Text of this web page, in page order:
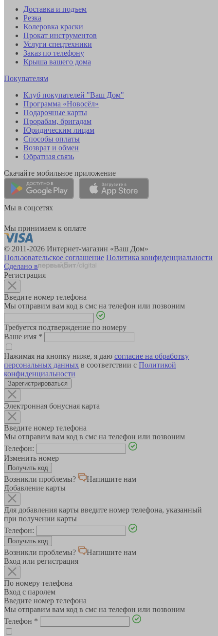
Доставка и подъем
Резка
Колеровка краски
Прокат инструментов
Услуги спецтехники
Заказ по телефону
Крыша вашего дома
Покупателям
Клуб покупателей "Ваш Дом"
Программа «Новосёл»
Подарочные карты
Прорабам, бригадам
Юридическим лицам
Способы оплаты
Возврат и обмен
Обратная связь
Скачайте мобильное приложение
Мы в соцсетях
Мы принимаем к оплате
© 2011-2026 Интернет-магазин «Ваш Дом»
Пользовательское соглашение Политика конфиденциальности
Сделано в
Регистрация
Введите номер телефона
Мы отправим вам код в смс на телефон или позвоним
Требуется подтверждение по номеру
Ваше имя *
Нажимая на кнопку ниже, я даю согласие на обработку
персональных данных в соответствии с Политикой
конфиденциальности
Зарегистрироваться
Электронная бонусная карта
Введите номер телефона
Мы отправим вам код в смс на телефон или позвоним
Телефон:
Изменить номер
Возникли проблемы?
Напишите нам
Добавление карты
Для добавления карты введите номер телефона, указанный
при получении карты
Телефон:
Возникли проблемы?
Напишите нам
Вход или регистрация
По номеру телефона
Вход с паролем
Введите номер телефона
Мы отправим вам код в смс на телефон или позвоним
Телефон *